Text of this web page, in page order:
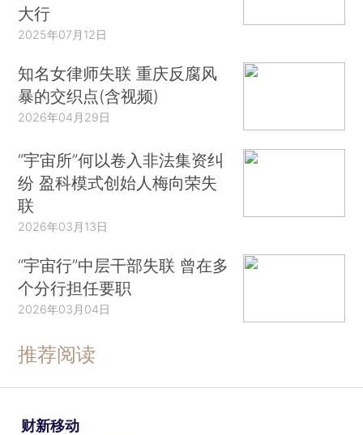
大行
2025年07月12日
知名女律师失联 重庆反腐风
暴的交织点(含视频)
2026年04月29日
“宇宙所”何以卷入非法集资纠
纷 盈科模式创始人梅向荣失
联
2026年03月13日
“宇宙行”中层干部失联 曾在多
个分行担任要职
2026年03月04日
推荐阅读
财新移动